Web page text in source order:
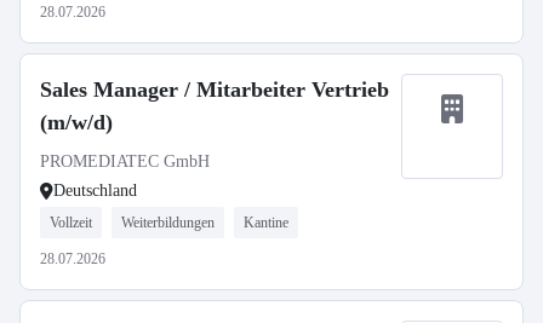
28.07.2026
Sales Manager / Mitarbeiter Vertrieb
(m/w/d)
PROMEDIATEC GmbH
Deutschland
Vollzeit Weiterbildungen Kantine
28.07.2026